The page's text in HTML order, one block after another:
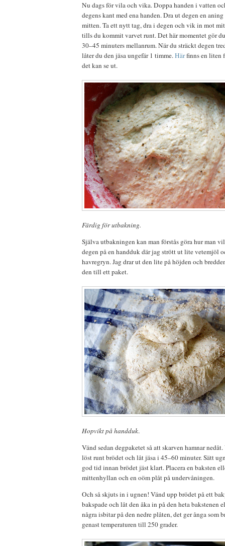
Nu dags för vila och vika. Doppa handen i vatten
degens kant med ena handen. Dra ut degen en
mitten. Ta ett nytt tag, dra i degen och vik in mot
tills du kommit varvet runt. Det här momentet gör
30–45 minuters mellanrum. När du sträckt degen
låter du den jäsa ungefär 1 timme.Härfinns en liten
det kan se ut.
Färdig för utbakning.
Själva utbakningen kan man förstås göra hur man
degen på en handduk där jag strött ut lite vetemjöl
havregryn. Jag drar ut den lite på höjden och
den till ett paket.
Hopvikt på handduk.
Vänd sedan degpaketet så att skarven hamnar
löst runt brödet och låt jäsa i 45–60 minuter. Sätt
god tid innan brödet jäst klart. Placera en baksten
mittenhyllan och en oöm plåt på undervåningen.
Och så skjuts in i ugnen! Vänd upp brödet på ett
bakspade och låt den åka in på den heta bakstenen
några isbitar på den nedre plåten, det ger ånga som
genast temperaturen till 250 grader.